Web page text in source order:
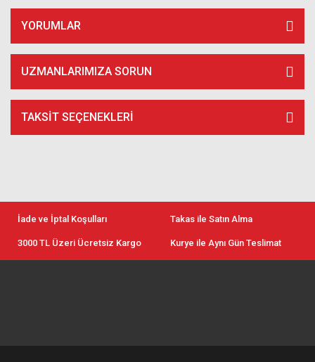
YORUMLAR
UZMANLARIMIZA SORUN
TAKSIT SEÇENEKLERI
İade ve İptal Koşulları Takas ile Satın Alma
3000 TL Üzeri Ücretsiz Kargo Kurye ile Aynı Gün Teslimat